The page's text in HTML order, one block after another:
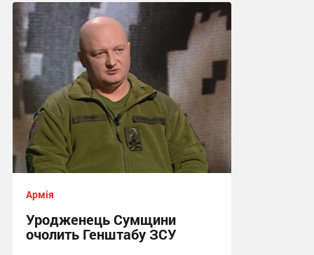
21:36, 31.07.2026
Армія
Уродженець Сумщини
очолить Генштабу ЗСУ